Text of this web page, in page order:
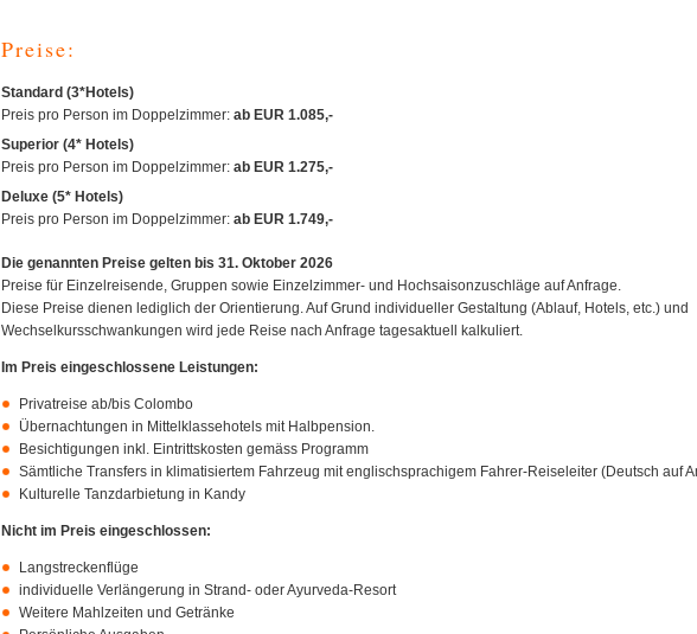
Preise:
Standard (3*Hotels)
Preis pro Person im Doppelzimmer: ab EUR 1.085,-
Superior (4* Hotels)
Preis pro Person im Doppelzimmer: ab EUR 1.275,-
Deluxe (5* Hotels)
Preis pro Person im Doppelzimmer: ab EUR 1.749,-
Die genannten Preise gelten bis 31. Oktober 2026
Preise für Einzelreisende, Gruppen sowie Einzelzimmer- und Hochsaisonzuschläge auf Anfrage.
Diese Preise dienen lediglich der Orientierung. Auf Grund individueller Gestaltung (Ablauf, Hotels, etc.) und
Wechselkursschwankungen wird jede Reise nach Anfrage tagesaktuell kalkuliert.
Im Preis eingeschlossene Leistungen:
Privatreise ab/bis Colombo
Übernachtungen in Mittelklassehotels mit Halbpension.
Besichtigungen inkl. Eintrittskosten gemäss Programm
Sämtliche Transfers in klimatisiertem Fahrzeug mit englischsprachigem Fahrer-Reiseleiter (Deutsch auf
Kulturelle Tanzdarbietung in Kandy
Nicht im Preis eingeschlossen:
Langstreckenflüge
individuelle Verlängerung in Strand- oder Ayurveda-Resort
Weitere Mahlzeiten und Getränke